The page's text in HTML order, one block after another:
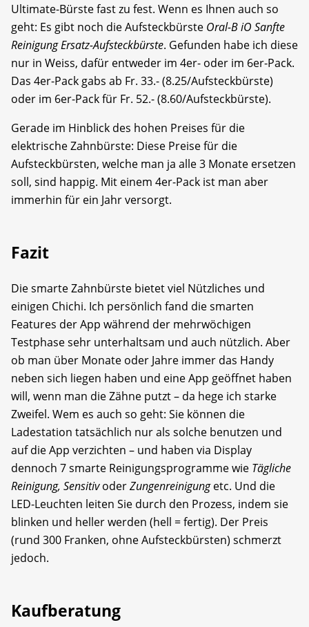
Ultimate-Bürste fast zu fest. Wenn es Ihnen auch so
geht: Es gibt noch die Aufsteckbürste Oral-B iO Sanfte
Reinigung Ersatz-Aufsteckbürste. Gefunden habe ich diese
nur in Weiss, dafür entweder im 4er- oder im 6er-Pack.
Das 4er-Pack gabs ab Fr. 33.- (8.25/Aufsteckbürste)
oder im 6er-Pack für Fr. 52.- (8.60/Aufsteckbürste).
Gerade im Hinblick des hohen Preises für die
elektrische Zahnbürste: Diese Preise für die
Aufsteckbürsten, welche man ja alle 3 Monate ersetzen
soll, sind happig. Mit einem 4er-Pack ist man aber
immerhin für ein Jahr versorgt.
Fazit
Die smarte Zahnbürste bietet viel Nützliches und
einigen Chichi. Ich persönlich fand die smarten
Features der App während der mehrwöchigen
Testphase sehr unterhaltsam und auch nützlich. Aber
ob man über Monate oder Jahre immer das Handy
neben sich liegen haben und eine App geöffnet haben
will, wenn man die Zähne putzt – da hege ich starke
Zweifel. Wem es auch so geht: Sie können die
Ladestation tatsächlich nur als solche benutzen und
auf die App verzichten – und haben via Display
dennoch 7 smarte Reinigungsprogramme wie Tägliche
Reinigung, SensitivoderZungenreinigungetc. Und die
LED-Leuchten leiten Sie durch den Prozess, indem sie
blinken und heller werden (hell = fertig). Der Preis
(rund 300 Franken, ohne Aufsteckbürsten) schmerzt
jedoch.
Kaufberatung